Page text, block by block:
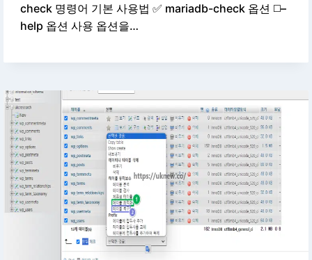
check 명령어 기본 사용법 ✅ mariadb-check 옵션 ◻️–
help 옵션 사용 옵션을…